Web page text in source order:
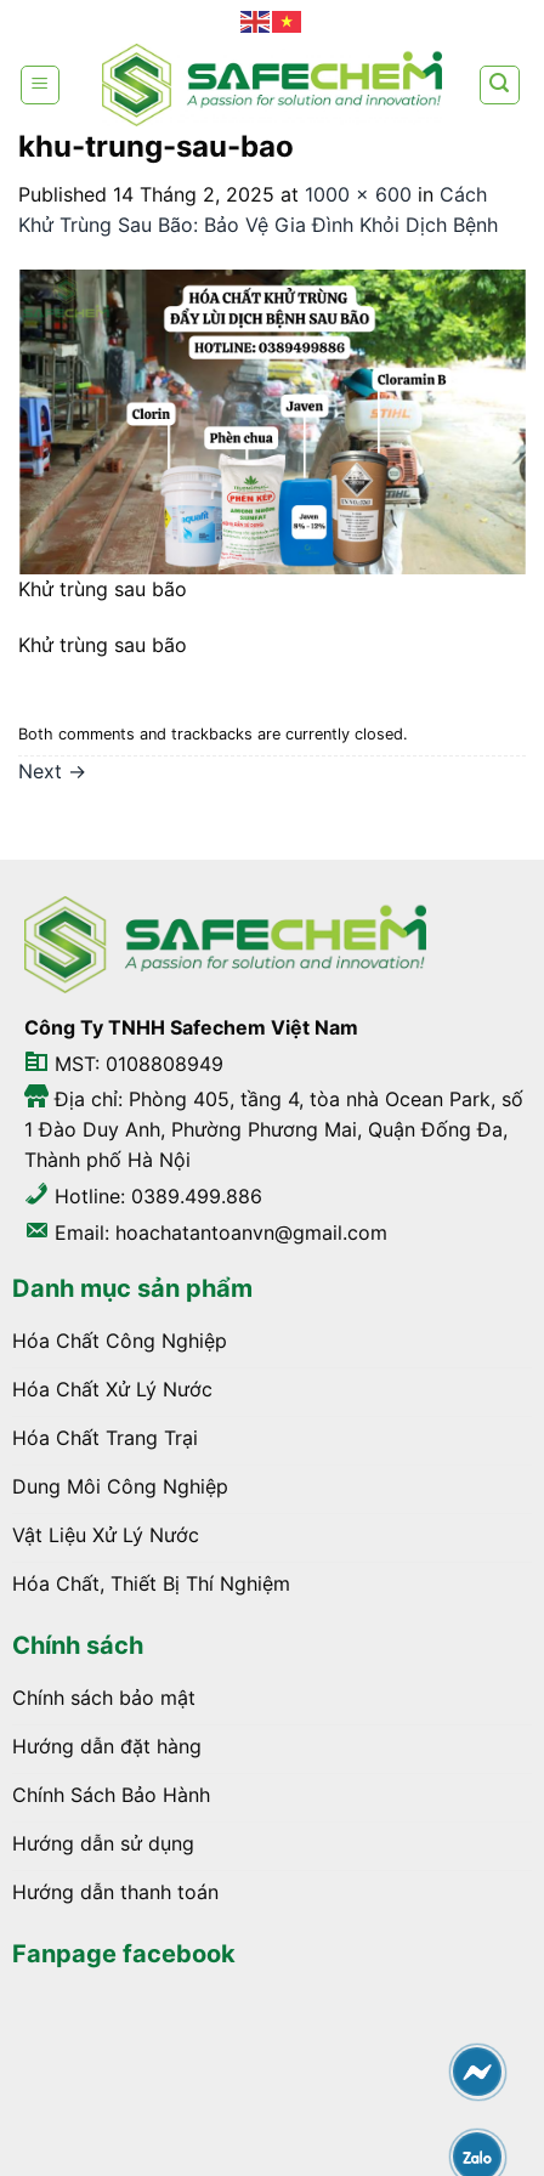
content
khu-trung-sau-bao
Published 14 Tháng 2, 2025 at 1000 × 600 in Cách
Khử Trùng Sau Bão: Bảo Vệ Gia Đình Khỏi Dịch Bệnh
Khử trùng sau bão
Khử trùng sau bão
Both comments and trackbacks are currently closed.
Next →
Công Ty TNHH Safechem Việt Nam
MST: 0108808949
Địa chỉ: Phòng 405, tầng 4, tòa nhà Ocean Park, số
1 Đào Duy Anh, Phường Phương Mai, Quận Đống Đa,
Thành phố Hà Nội
Hotline: 0389.499.886
Email: hoachatantoanvn@gmail.com
Danh mục sản phẩm
Hóa Chất Công Nghiệp
Hóa Chất Xử Lý Nước
Hóa Chất Trang Trại
Dung Môi Công Nghiệp
Vật Liệu Xử Lý Nước
Hóa Chất, Thiết Bị Thí Nghiệm
Chính sách
Chính sách bảo mật
Hướng dẫn đặt hàng
Chính Sách Bảo Hành
Hướng dẫn sử dụng
Hướng dẫn thanh toán
Fanpage facebook